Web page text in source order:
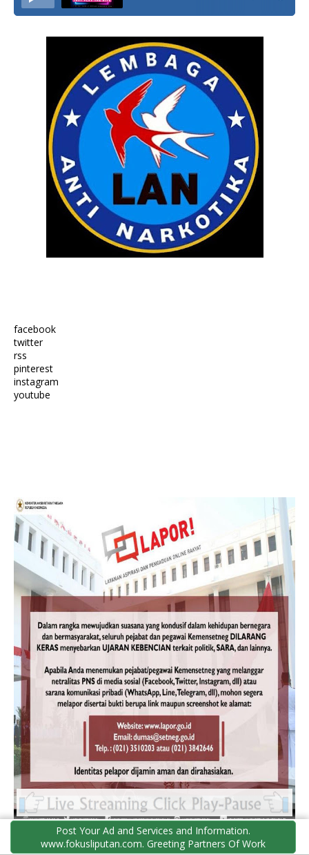
facebook
twitter
rss
pinterest
instagram
youtube
Post Your Ad and Services and Information.
www.fokusliputan.com. Greeting Partners Of Work